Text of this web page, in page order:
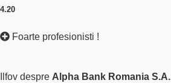
4.20
Foarte profesionisti !
Ilfov despre Alpha Bank Romania S.A.